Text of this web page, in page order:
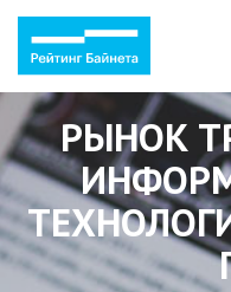
РЫНОК